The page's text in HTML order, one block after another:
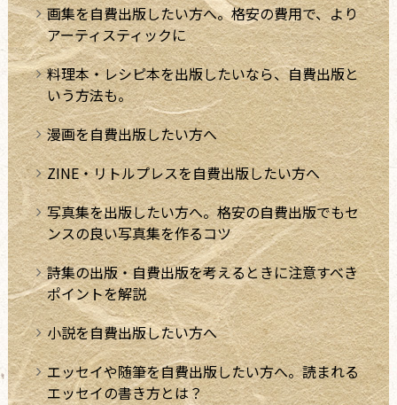
画集を自費出版したい方へ。格安の費用で、より
アーティスティックに
料理本・レシピ本を出版したいなら、自費出版と
いう方法も。
漫画を自費出版したい方へ
ZINE・リトルプレスを自費出版したい方へ
写真集を出版したい方へ。格安の自費出版でもセ
ンスの良い写真集を作るコツ
詩集の出版・自費出版を考えるときに注意すべき
ポイントを解説
小説を自費出版したい方へ
エッセイや随筆を自費出版したい方へ。読まれる
エッセイの書き方とは？